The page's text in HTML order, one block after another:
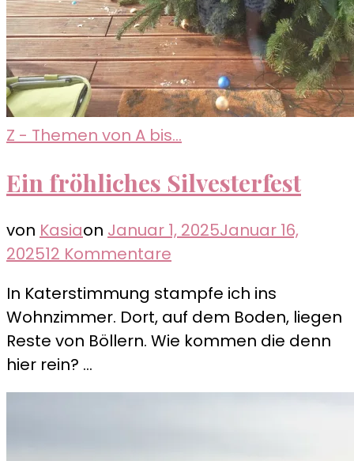
Z - Themen von A bis...
Ein fröhliches Silvesterfest
von Kasiaon Januar 1, 2025Januar 16,
202512 Kommentare
fröhliches
Silvesterfest
In Katerstimmung stampfe ich ins
Wohnzimmer. Dort, auf dem Boden, liegen
Reste von Böllern. Wie kommen die denn
hier rein? …